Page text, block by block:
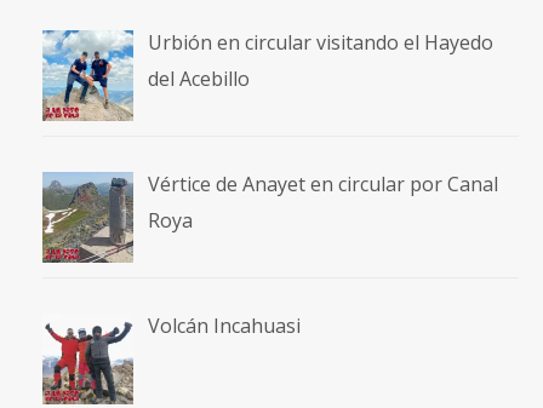
Urbión en circular visitando el Hayedo
del Acebillo
Vértice de Anayet en circular por Canal
Roya
Volcán Incahuasi